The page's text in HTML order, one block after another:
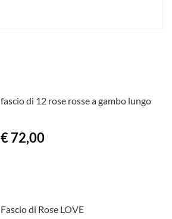
fascio di 12 rose rosse a gambo lungo
€ 72,00
Fascio di Rose LOVE